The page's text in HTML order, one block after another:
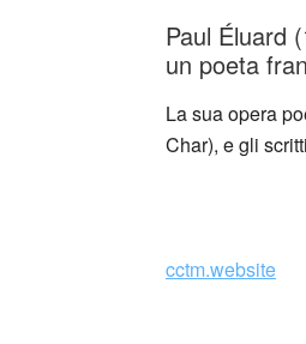
Paul Éluard
un poeta
La sua opera
Char), e gli
cctm.website